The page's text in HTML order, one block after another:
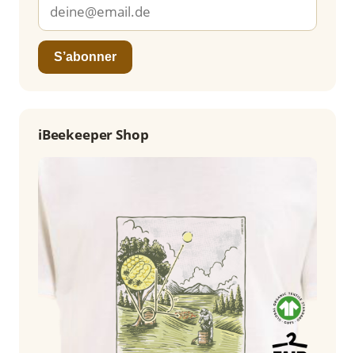
S’abonner
iBeekeeper Shop